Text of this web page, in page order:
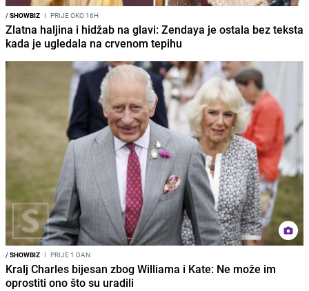
/SHOWBIZ I PRIJE OKO 16H
Zlatna haljina i hidžab na glavi: Zendaya je ostala bez teksta
kada je ugledala na crvenom tepihu
/SHOWBIZ I PRIJE 1 DAN
Kralj Charles bijesan zbog Williama i Kate: Ne može im
oprostiti ono što su uradili